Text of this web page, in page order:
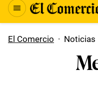
El Comercio · Noticias